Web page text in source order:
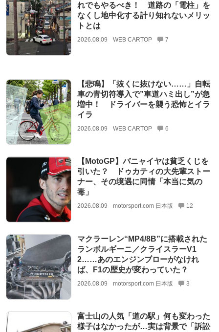
れでもやるべき！ 道路の「電柱」を
なくし地中化する計り知れないメリッ
トとは
2026.08.09 WEB CARTOP 7
【悲鳴】「抜くに抜けない……」自転
車の青切符導入で”車道ハミ出し”が急
増中！ ドライバーを襲う恐怖とイラ
イラ
2026.08.09 WEB CARTOP 6
【MotoGP】バニャイヤは貧乏くじを
引いた？ ドゥカティの大先輩ストー
ナー、その境遇に同情「本当に気の
毒」
2026.08.09 motorsport.com 日本版 12
マクラーレン“MP4/8B”に搭載された
ランボルギーニ／クライスラーV1
2……あのエンジンブローがなけれ
ば、F1の歴史が変わっていた？
2026.08.09 motorsport.com 日本版 3
富士山の人気「道の駅」何も変わった
様子はなかったが…実は背景で「訴訟